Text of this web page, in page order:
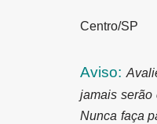
Centro/SP
Aviso:
jamais serão
Nunca faça